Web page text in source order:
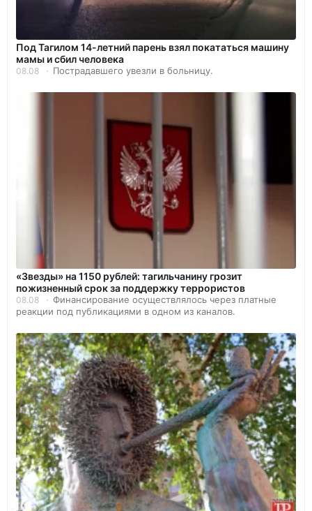
Под Тагилом 14-летний парень взял покататься машину
мамы и сбил человека
08.08 Пострадавшего увезли в больницу.
«Звезды» на 1150 рублей: тагильчанину грозит
пожизненный срок за поддержку террористов
08.08
Финансирование осуществлялось через платные
реакции под публикациями в одном из каналов.